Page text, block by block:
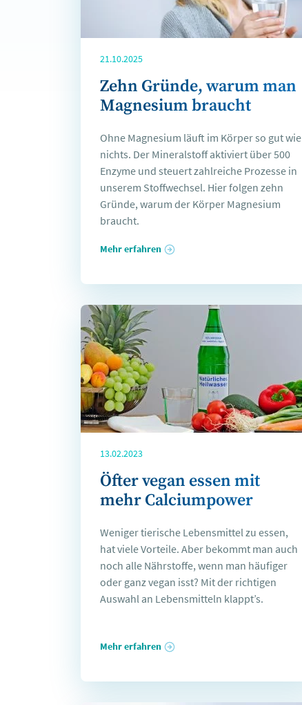
21.10.2025
Zehn Gründe, warum man
Magnesium braucht
Ohne Magnesium läuft im Körper so gut wie
nichts. Der Mineralstoff aktiviert über 500
Enzyme und steuert zahlreiche Prozesse in
unserem Stoffwechsel. Hier folgen zehn
Gründe, warum der Körper Magnesium
braucht.
Mehr erfahren
13.02.2023
Öfter vegan essen mit
mehr Calciumpower
Weniger tierische Lebensmittel zu essen,
hat viele Vorteile. Aber bekommt man auch
noch alle Nährstoffe, wenn man häufiger
oder ganz vegan isst? Mit der richtigen
Auswahl an Lebensmitteln klappt’s.
Mehr erfahren